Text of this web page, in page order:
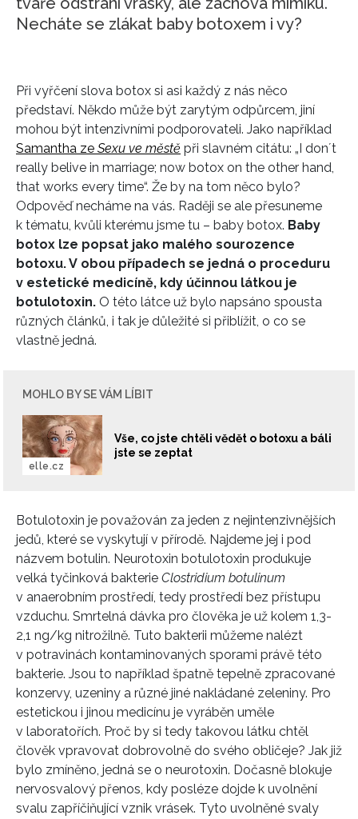
Necháte se zlákat baby botoxem i vy?
Při vyřčení slova botox si asi každý z nás něco
představí. Někdo může být zarytým odpůrcem, jiní
mohou být intenzivními podporovateli. Jako například
Samantha ze Sexu ve městě při slavném citátu: „I don´t
really belive in marriage; now botox on the other hand,
that works every time“. Že by na tom něco bylo?
Odpověď necháme na vás. Raději se ale přesuneme
k tématu, kvůli kterému jsme tu – baby botox. Baby
botox lze popsat jako malého sourozence
botoxu. V obou případech se jedná o proceduru
v estetické medicíně, kdy účinnou látkou je
botulotoxin. O této látce už bylo napsáno spousta
různých článků, i tak je důležité si přiblížit, o co se
vlastně jedná.
MOHLO BY SE VÁM LÍBIT
Vše, co jste chtěli vědět o botoxu a báli
jste se zeptat
elle.cz
Botulotoxin je považován za jeden z nejintenzivnějších
jedů, které se vyskytují v přírodě. Najdeme jej i pod
názvem botulin. Neurotoxin botulotoxin produkuje
velká tyčinková bakterie Clostridium botulinum
v anaerobním prostředí, tedy prostředí bez přístupu
vzduchu. Smrtelná dávka pro člověka je už kolem 1,3-
2,1 ng/kg nitrožilně. Tuto bakterii můžeme nalézt
v potravinách kontaminovaných sporami právě této
bakterie. Jsou to například špatně tepelně zpracované
konzervy, uzeniny a různé jiné nakládané zeleniny. Pro
estetickou i jinou medicínu je vyráběn uměle
v laboratořích. Proč by si tedy takovou látku chtěl
člověk vpravovat dobrovolně do svého obličeje? Jak již
bylo zmíněno, jedná se o neurotoxin. Dočasně blokuje
nervosvalový přenos, kdy posléze dojde k uvolnění
svalu zapříčiňující vznik vrásek. Tyto uvolněné svaly